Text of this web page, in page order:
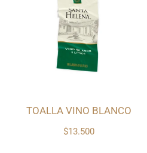
$13.500
TOALLA VINO BLANCO